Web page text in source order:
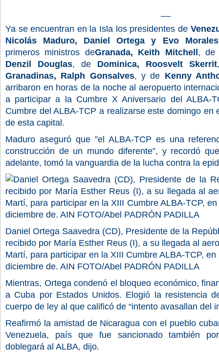
Ya se encuentran en la Isla los presidentes de
Nicolás Maduro, Daniel Ortega y Evo
primeros ministros deGranada, Keith Mitchell ,
Denzil Douglas, de Dominica, Roosvelt Skerrit
Granadinas, Ralph Gonsalves, y de Kenny
arribaron en horas de la noche al aeropuerto
a participar a la Cumbre X Aniversario del ALBA-
Cumbre del ALBA-TCP a realizarse este domingo en
de esta capital.
Maduro aseguró que ”el ALBA-TCP es una
construcción de un mundo diferente”, y recordó
adelante, tomó la vanguardia de la lucha contra la
Daniel Ortega Saavedra (CD), Presidente de la
recibido por María Esther Reus (I), a su llegada al
Martí, para participar en la XIII Cumbre ALBA-TCP,
diciembre de. AIN FOTO/Abel PADRÓN PADILLA
Mientras, Ortega condenó el bloqueo económico,
a Cuba por Estados Unidos. E logió la resistencia
cuerpo de ley al que calificó de “intento avasallan del
Reafirmó la amistad de Nicaragua con el pueblo
Venezuela, país que fue sancionado también
doblegará al ALBA, dijo.